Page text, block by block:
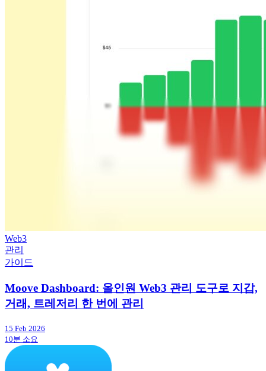
Web3
관리
가이드
Moove Dashboard: 올인원 Web3 관리 도구로 지갑,
거래, 트레저리 한 번에 관리
15 Feb 2026
10분 소요